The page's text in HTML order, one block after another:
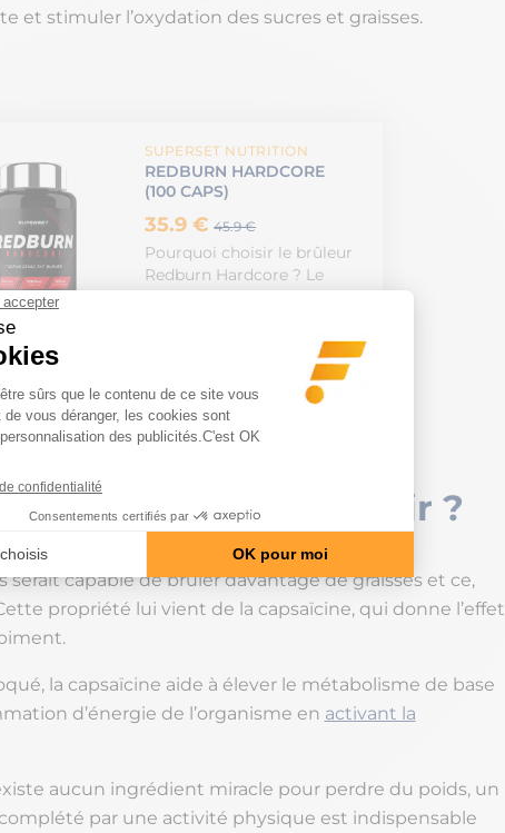
et stimuler l’oxydation des sucres et graisses.
SUPERSET NUTRITION
REDBURN HARDCORE
(100 CAPS)
35.9 € 45.9 €
Pourquoi choisir le brûleur
Redburn Hardcore ? Le
REDBURN HARDCORE…
bienfaits de la
piment pour maigrir ?
serait capable de brûler davantage de graisses et ce,
propriété lui vient de la capsaïcine, qui donne l’effet
la capsaïcine aide à élever le métabolisme de base
d’énergie de l’organisme en activant la
aucun ingrédient miracle pour perdre du poids, un
par une activité physique est indispensable